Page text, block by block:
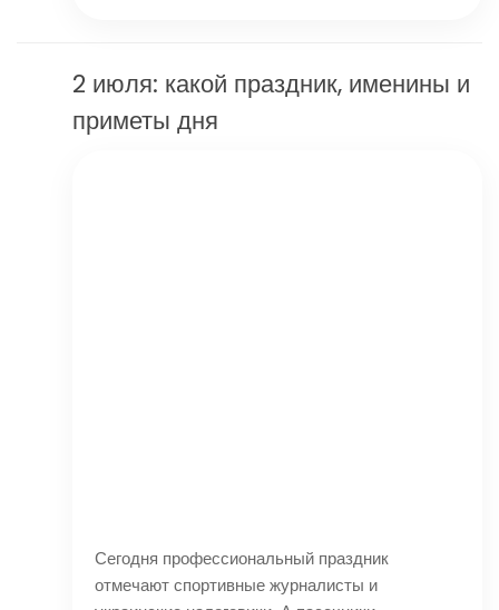
2 июля: какой праздник, именины и
приметы дня
Сегодня профессиональный праздник
отмечают спортивные журналисты и